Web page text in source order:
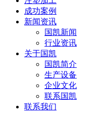
成功案例
新闻资讯
国凯新闻
行业资讯
关于国凯
国凯简介
生产设备
企业文化
联系国凯
联系我们